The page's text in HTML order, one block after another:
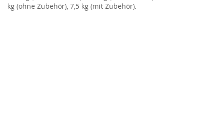
kg (ohne Zubehör), 7,5 kg (mit Zubehör).